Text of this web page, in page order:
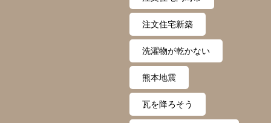
注文住宅新築
洗濯物が乾かない
熊本地震
瓦を降ろそう